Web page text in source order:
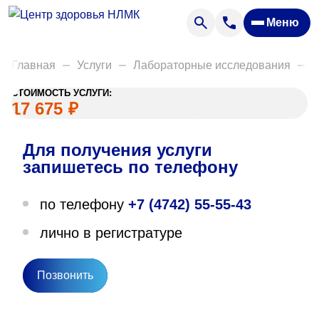
Меню
Анализы
Акции
Пациентам
Вакансии
О нас
Направления деятельности
Главная Услуги Лабораторные исследования
СТОИМОСТЬ УСЛУГИ:
17 675 ₽
Для получения услуги
запишетесь по телефону
по телефону +7 (4742) 55-55-43
лично в регистратуре
Позвонить